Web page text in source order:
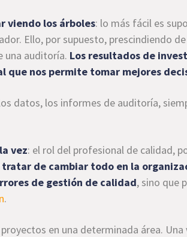
viendo los árboles: lo más fácil es
Ello, por supuesto, prescindiendo
una auditoría. Los resultados de
que nos permite tomar mejores
datos, los informes de auditoría,
vez: el rol del profesional de calidad,
tratar de cambiar todo en la
de gestión de calidad, sino que
.
en una determinada área.